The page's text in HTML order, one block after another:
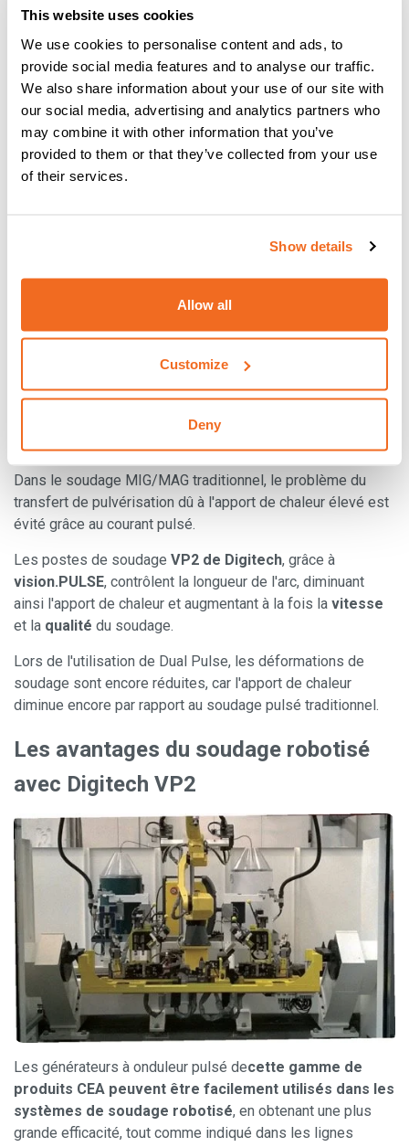
This website uses cookies
We use cookies to personalise content and ads, to
provide social media features and to analyse our traffic.
We also share information about your use of our site with
our social media, advertising and analytics partners who
may combine it with other information that you’ve
provided to them or that they’ve collected from your use
of their services.
Show details
Allow all
Customize
Deny
linéaire, plus facilement, sans la manipulation
habituelle de la torche.
vision.PULSE-RUNfusionne les caractéristiques du
MIG pulsé et de vision.ULTRASPEED ; choisissez si
vous préférez un nettoyage plus proche du
processus purement pulsé, mais à une vitesse
parfaite du matériau sans éclaboussures ni courts-
permet de réduire l'apport de chaleur et d'augmenter
la vitesse de soudage.
Lire aussi: "Soudage robotisé : 5 bonnes raisons
d'acheter une machine à souder high-tech
Soudeuse à onduleur : Éviter les
problèmes du soudage MIG/MAG
Dans le soudage MIG/MAG traditionnel, le problème du
transfert de pulvérisation dû à l'apport de chaleur élevé est
évité grâce au courant pulsé.
Les postes de soudage VP2 de Digitech, grâce à
vision.PULSE, contrôlent la longueur de l'arc, diminuant
ainsi l'apport de chaleur et augmentant à la fois la vitesse
et la qualité du soudage.
Lors de l'utilisation de Dual Pulse, les déformations de
soudage sont encore réduites, car l'apport de chaleur
diminue encore par rapport au soudage pulsé traditionnel.
Les avantages du soudage robotisé
avec Digitech VP2
Les générateurs à onduleur pulsé decette gamme de
produits CEA peuvent être facilement utilisés dans les
systèmes de soudage robotisé, en obtenant une plus
grande efficacité, tout comme indiqué dans les lignes